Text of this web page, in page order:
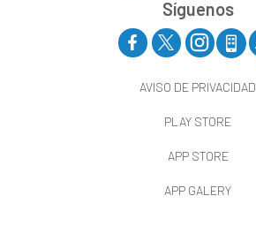
Síguenos
AVISO DE PRIVACIDAD
PLAY STORE
APP STORE
APP GALERY